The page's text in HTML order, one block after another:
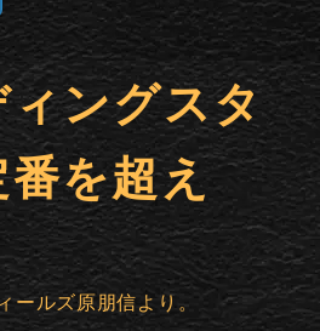
ィングスタ
を超え
ールズ原朋信より。